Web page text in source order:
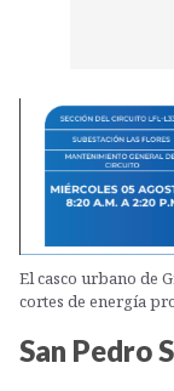
El casco urbano de
cortes de energía
San Pedro